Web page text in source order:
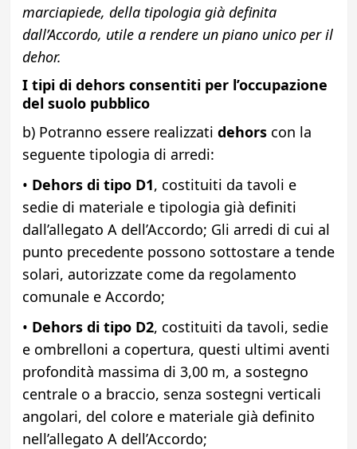
marciapiede, della tipologia già definita
dall’Accordo, utile a rendere un piano unico per il
dehor.
I tipi di dehors consentiti per l’occupazione
del suolo pubblico
b) Potranno essere realizzati dehorscon la
seguente tipologia di arredi:
• Dehors di tipo D1, costituiti da tavoli e
sedie di materiale e tipologia già definiti
dall’allegato A dell’Accordo; Gli arredi di cui al
punto precedente possono sottostare a tende
solari, autorizzate come da regolamento
comunale e Accordo;
• Dehors di tipo D2, costituiti da tavoli, sedie
e ombrelloni a copertura, questi ultimi aventi
profondità massima di 3,00 m, a sostegno
centrale o a braccio, senza sostegni verticali
angolari, del colore e materiale già definito
nell’allegato A dell’Accordo;